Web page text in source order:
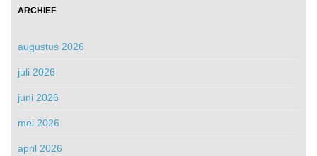
ARCHIEF
augustus 2026
juli 2026
juni 2026
mei 2026
april 2026